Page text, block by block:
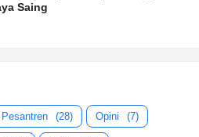
Saing
(28) Opini (7)